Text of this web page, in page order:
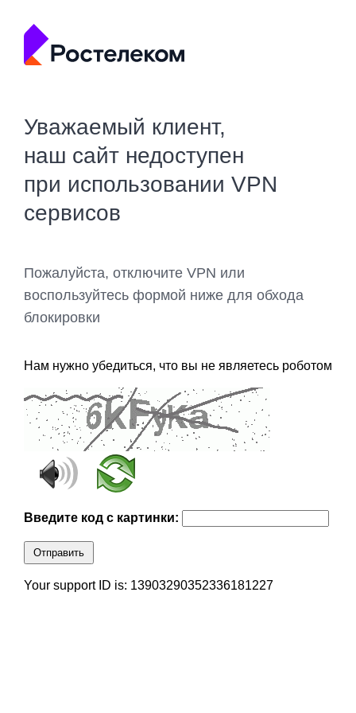
Уважаемый клиент,
наш сайт недоступен
при использовании VPN
сервисов
Пожалуйста, отключите VPN или
воспользуйтесь формой ниже для обхода
блокировки
Нам нужно убедиться, что вы не являетесь роботом
Введите код с картинки:
Отправить
Your support ID is: 13903290352336181227